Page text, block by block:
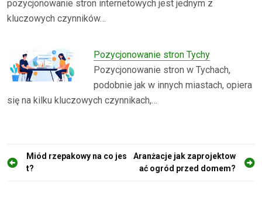
pozycjonowanie stron internetowych jest jednym z
kluczowych czynników…
Pozycjonowanie stron Tychy
Pozycjonowanie stron w Tychach,
podobnie jak w innych miastach, opiera
się na kilku kluczowych czynnikach,…
N
Miód rzepakowy na co jes
t?
Aranżacje jak zaprojektow
ać ogród przed domem?